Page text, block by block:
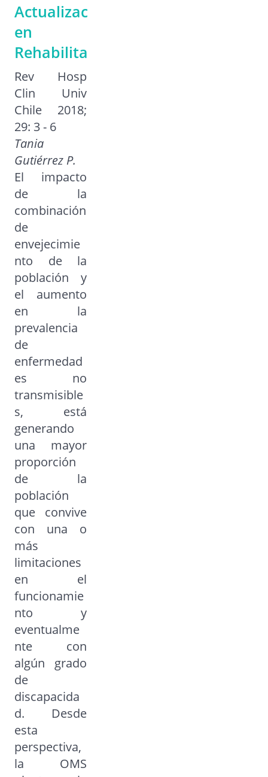
Actualización
en
Rehabilitación
Rev Hosp
Clin Univ
Chile 2018;
29: 3 - 6
Tania
Gutiérrez P.
El impacto
de la
combinación
de
envejecimie
nto de la
población y
el aumento
en la
prevalencia
de
enfermedad
es no
transmisible
s, está
generando
una mayor
proporción
de la
población
que convive
con una o
más
limitaciones
en el
funcionamie
nto y
eventualme
nte con
algún grado
de
discapacida
d. Desde
esta
perspectiva,
la OMS